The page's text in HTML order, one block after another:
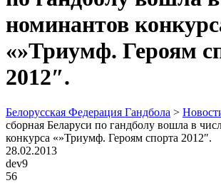
номинантов
«»Триумф. Героям
2012″.
Белорусская Федерация Гандбола >
сборная Беларуси по гандболу вошла в
конкурса «»Триумф. Героям спорта 2012″.
28.02.2013
dev9
56